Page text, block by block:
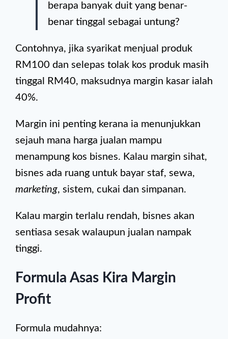
berapa banyak duit yang benar-
benar tinggal sebagai untung?
Contohnya, jika syarikat menjual produk
RM100 dan selepas tolak kos produk masih
tinggal RM40, maksudnya margin kasar ialah
40%.
Margin ini penting kerana ia menunjukkan
sejauh mana harga jualan mampu
menampung kos bisnes. Kalau margin sihat,
bisnes ada ruang untuk bayar staf, sewa,
marketing, sistem, cukai dan simpanan.
Kalau margin terlalu rendah, bisnes akan
sentiasa sesak walaupun jualan nampak
tinggi.
Formula Asas Kira Margin
Profit
Formula mudahnya: